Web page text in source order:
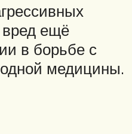
вред ещё
в борьбе с
медицины.